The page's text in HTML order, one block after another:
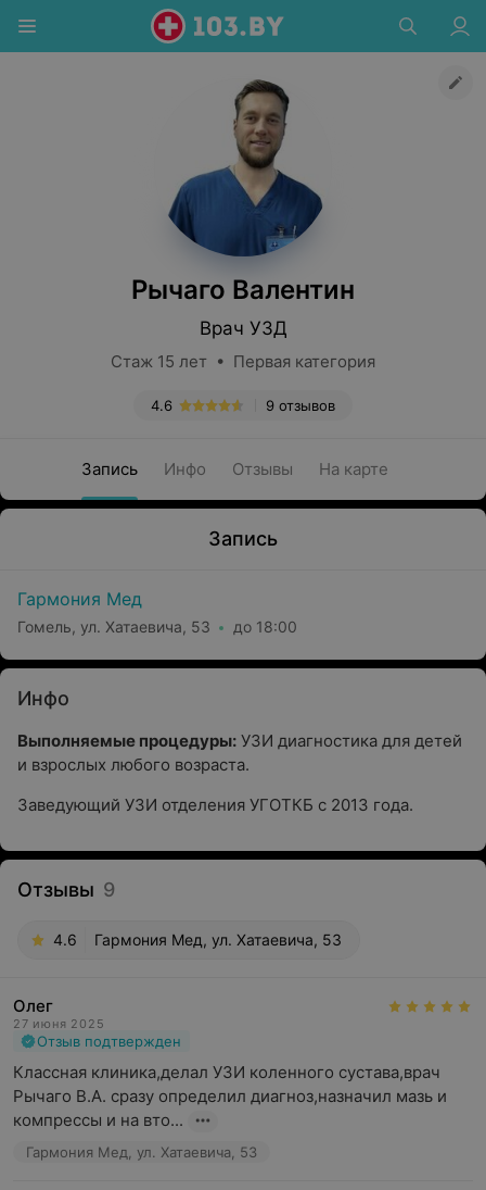
Рычаго Валентин
Врач УЗД
Стаж 15 лет • Первая категория
9 отзывов
4.6
Запись Инфо Отзывы На карте
Запись
Гармония Мед
Гомель, ул. Хатаевича, 53 до 18:00
Инфо
Выполняемые процедуры: УЗИ диагностика для детей
и взрослых любого возраста.
Заведующий УЗИ отделения УГОТКБ с 2013 года.
Отзывы 9
4.6 Гармония Мед, ул. Хатаевича, 53
Олег
27 июня 2025
Отзыв подтвержден
Классная клиника,делал УЗИ коленного сустава,врач
Рычаго В.А. сразу определил диагноз,назначил мазь и
компрессы и на вто...
Гармония Мед, ул. Хатаевича, 53